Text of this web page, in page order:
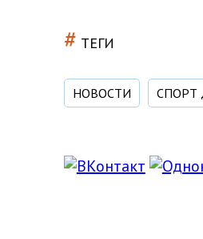
# ТЕГИ
НОВОСТИ СПОРТ